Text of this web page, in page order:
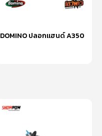
DOMINO ปลอกแฮนด์ A350